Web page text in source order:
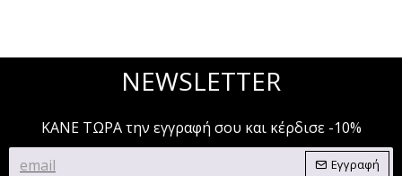
NEWSLETTER
ΚΑΝΕ ΤΩΡΑ την εγγραφή σου και κέρδισε -10%
Εγγραφή